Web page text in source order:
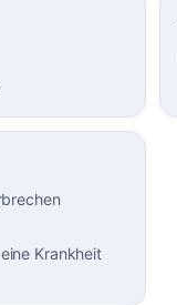
eine Krankheit